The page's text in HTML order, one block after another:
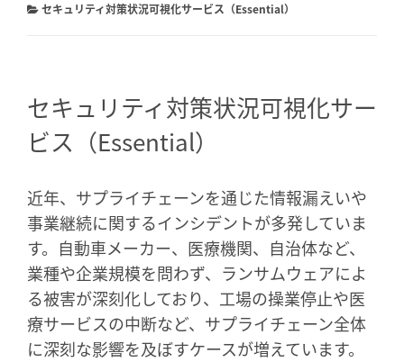
セキュリティ対策状況可視化サービス（Essential）
セキュリティ対策状況可視化サー
ビス（Essential）
近年、サプライチェーンを通じた情報漏えいや
事業継続に関するインシデントが多発していま
す。自動車メーカー、医療機関、自治体など、
業種や企業規模を問わず、ランサムウェアによ
る被害が深刻化しており、工場の操業停止や医
療サービスの中断など、サプライチェーン全体
に深刻な影響を及ぼすケースが増えています。